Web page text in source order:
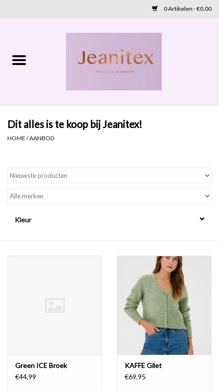
0 Artikelen - €0,00
Cadeaubon
Dit alles is te koop bij Jeanitex!
HOME /AANBOD
Kleur
Green ICE Broek
€44,99
KAFFE Gilet
€69,95